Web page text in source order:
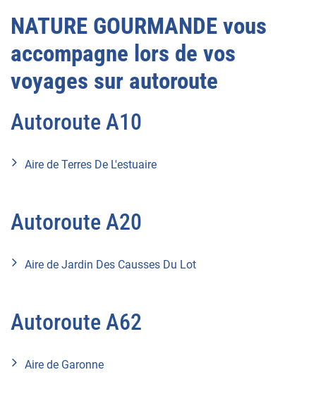
NATURE GOURMANDE vous
accompagne lors de vos
voyages sur autoroute
Autoroute A10
Aire de Terres De L'estuaire
Autoroute A20
Aire de Jardin Des Causses Du Lot
Autoroute A62
Aire de Garonne